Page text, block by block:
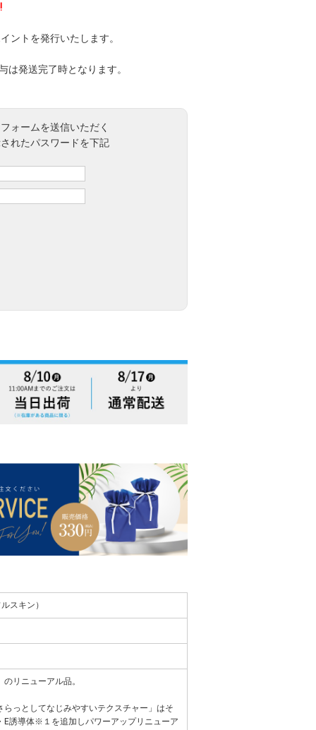
ントを発行いたします。
発送完了時となります。
スキン）
リニューアル品。
っとしてなじみやすいテクスチャー」はそ
E誘導体※１を追加しパワーアップリニューア